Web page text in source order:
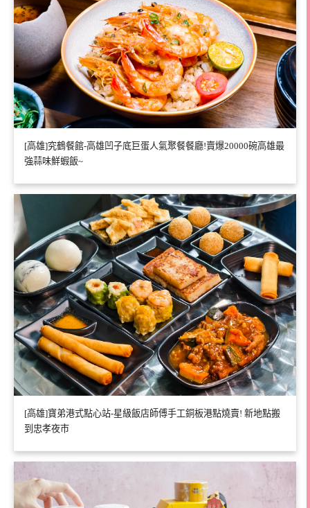
[高雄]究鶴餐館-高雄凹子底巨蛋人氣聚餐餐廳!賣爆20000碗高雄最
強蒜味鮮蝦飯~
[高雄]寶弟港式點心站-星級飯店師傅手工銅板港點燒賣! 新地點搬
到忠孝夜市